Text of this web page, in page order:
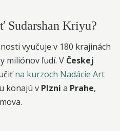
Sudarshan Kriyu?
vyučuje v 180 krajinách
miliónov ľudí. V Českej
na kurzoch Nadácie Art
konajú v Plzni a Prahe,